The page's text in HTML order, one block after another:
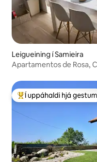
Leigueining í Samieira
Apartamentos de Rosa, Covelodge - 500 m frá ströndinni
Í mestu uppáhaldi hjá
Í uppáhaldi hjá gestum